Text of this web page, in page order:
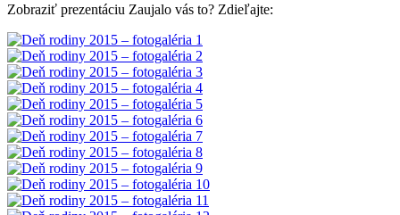
Zobraziť prezentáciu Zaujalo vás to? Zdieľajte: